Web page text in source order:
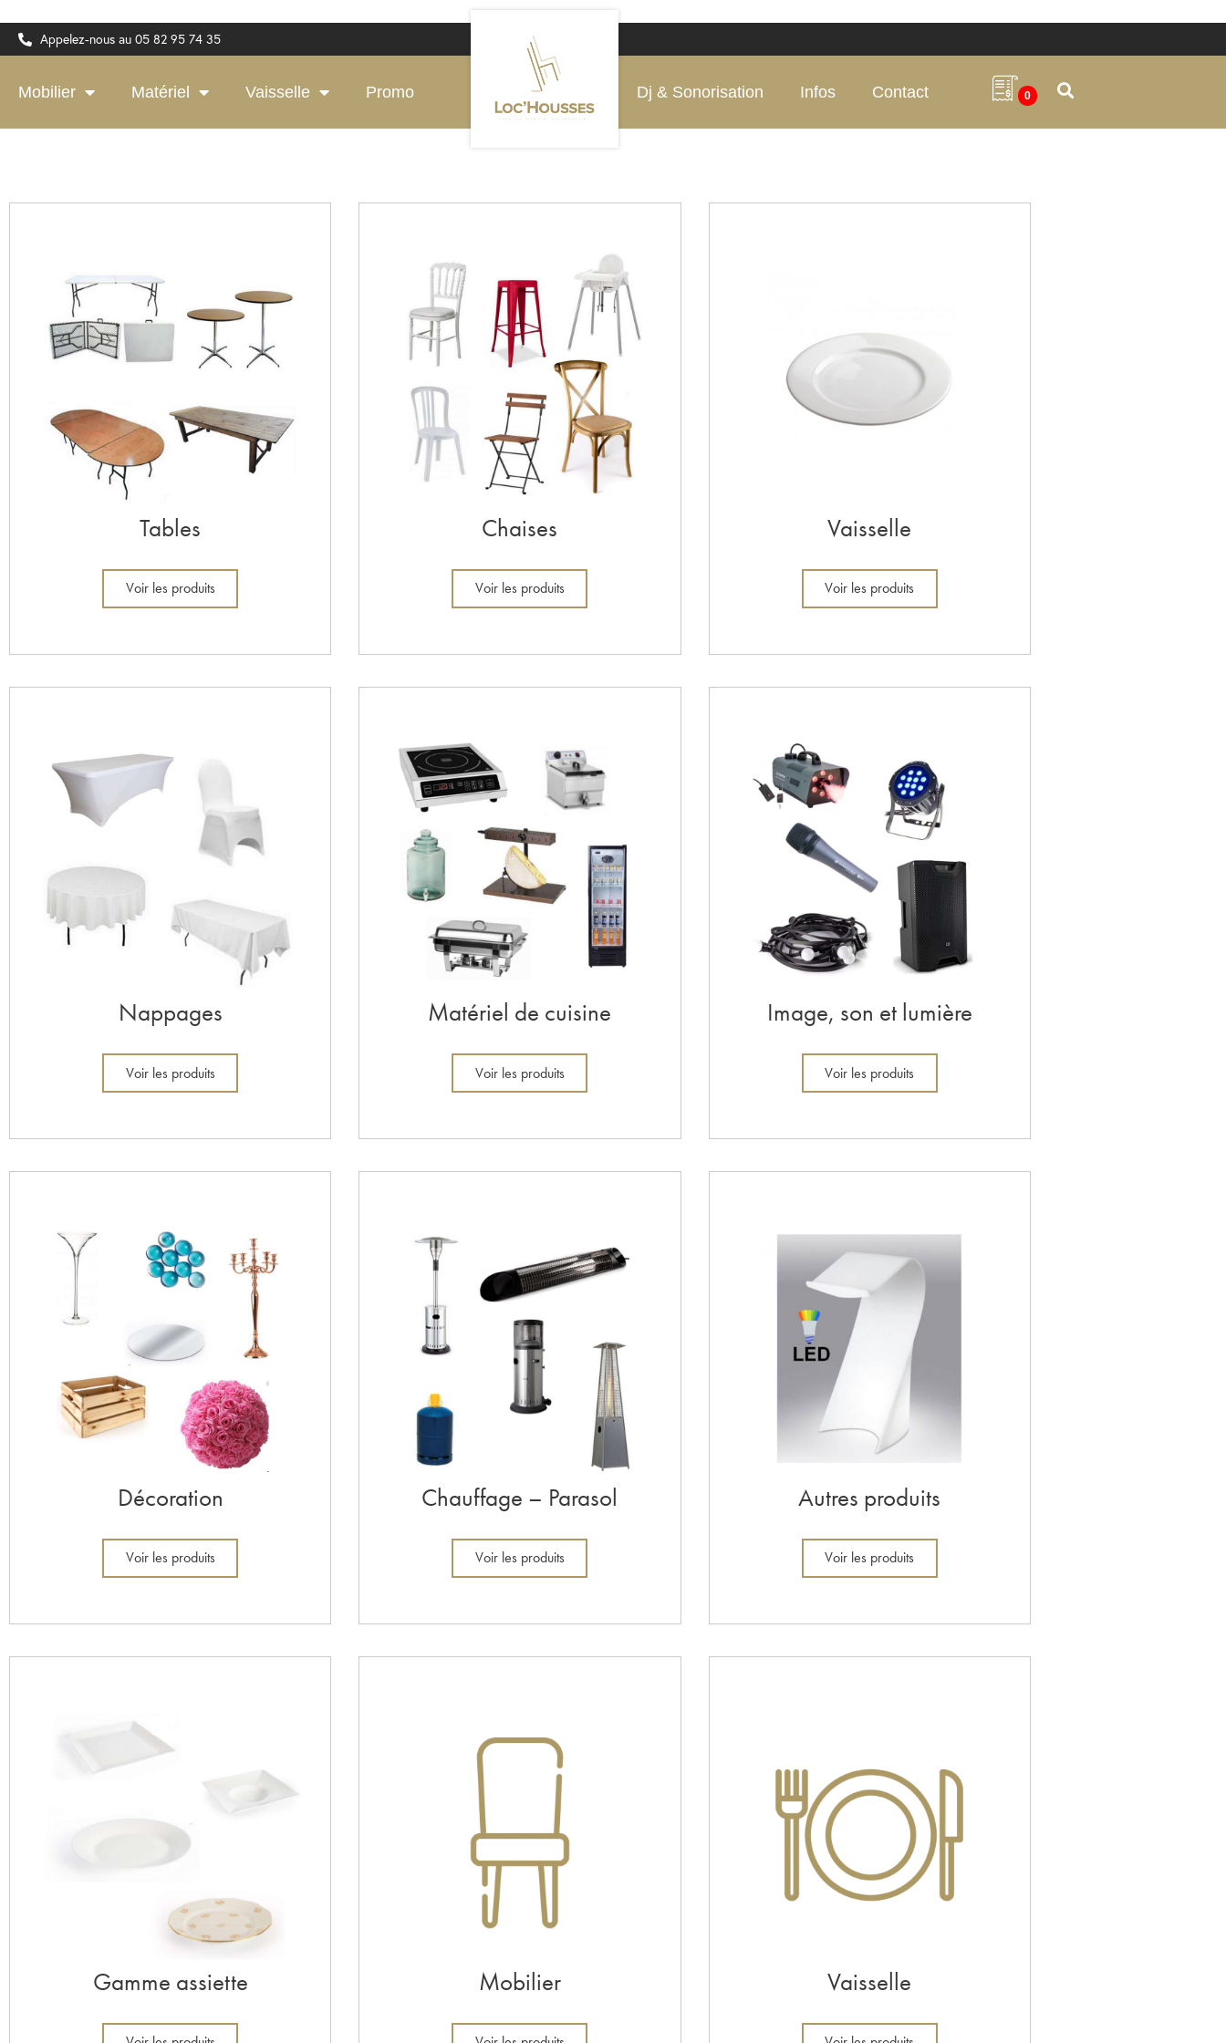
Appelez-nous au 05 82 95 74 35
Mobilier Matériel Vaisselle Promo Dj & Sonorisation Infos Contact 0
Tables
Voir les produits
Chaises
Voir les produits
Vaisselle
Voir les produits
Nappages
Voir les produits
Matériel de cuisine
Voir les produits
Image, son et lumière
Voir les produits
Décoration
Voir les produits
Chauffage – Parasol
Voir les produits
Autres produits
Voir les produits
Gamme assiette Mobilier Vaisselle